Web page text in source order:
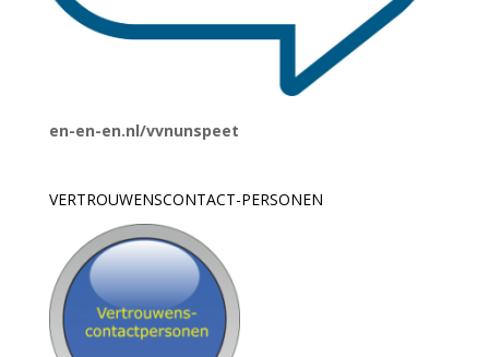
en-en-en.nl/vvnunspeet
VERTROUWENSCONTACT-PERSONEN